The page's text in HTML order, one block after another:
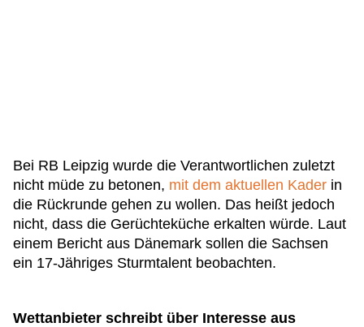
Bei RB Leipzig wurde die Verantwortlichen zuletzt
nicht müde zu betonen, mit dem aktuellen Kader in
die Rückrunde gehen zu wollen. Das heißt jedoch
nicht, dass die Gerüchteküche erkalten würde. Laut
einem Bericht aus Dänemark sollen die Sachsen
ein 17-Jähriges Sturmtalent beobachten.
Wettanbieter schreibt über Interesse aus